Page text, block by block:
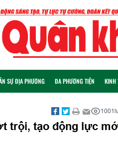
SỰ ĐỊA PHƯƠNG ĐA PHƯƠNG TIỆN KINH
1001
trội, tạo động lực